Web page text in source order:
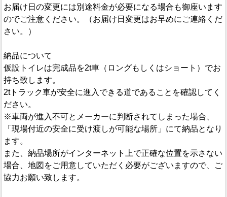
お届け日の変更には別途料金が必要になる場合も御座います
のでご注意ください。（お届け日変更はお早めにご連絡くだ
さい。）
納品について
仮設トイレは完成品を2t車（ロングもしくはショート）でお
持ち致します。
2tトラック車が安全に進入できる道であることを確認してく
ださい。
※車両が進入不可とメーカーに判断されてしまった場合、
「現場付近の安全に受け渡しが可能な場所」にて納品となり
ます。
また、納品場所がインターネット上で正確な位置を示さない
場合、地図をご用意していただく必要がございますので、ご
協力お願い致します。